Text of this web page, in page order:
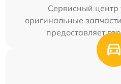
Сервисный центр
оригинальные
предоставляет